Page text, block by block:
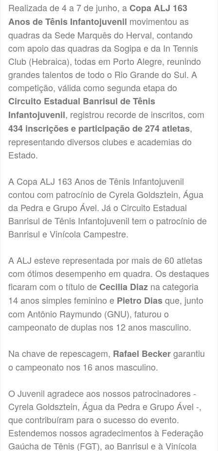
Realizada de 4 a 7 de junho, aCopa ALJ 163
Anos de Tênis Infantojuvenil movimentou as
quadras da Sede Marquês do Herval, contando
com apoio das quadras da Sogipa e da In Tennis
Club (Hebraica), todas em Porto Alegre, reunindo
grandes talentos de todo o Rio Grande do Sul. A
competição, válida como segunda etapa do
Circuito Estadual Banrisul de Tênis
Infantojuvenil, registrou recorde de inscritos, com
434 inscrições e participação de 274 atletas,
representando diversos clubes e academias do
Estado.
A Copa ALJ 163 Anos de Tênis Infantojuvenil
contou com patrocínio de Cyrela Goldsztein, Água
da Pedra e Grupo Ável. Já o Circuito Estadual
Banrisul de Tênis Infantojuvenil tem o patrocínio de
Banrisul e Vinícola Campestre.
A ALJ esteve representada por mais de 60 atletas
com ótimos desempenho em quadra. Os destaques
ficaram com o título deCecilia Diaz na categoria
14 anos simples feminino e Pietro Diasque, junto
com Antônio Raymundo (GNU), faturou o
campeonato de duplas nos 12 anos masculino.
Na chave de repescagem, Rafael Beckergarantiu
o campeonato nos 16 anos masculino.
O Juvenil agradece aos nossos patrocinadores -
Cyrela Goldsztein, Água da Pedra e Grupo Ável -,
que contribuíram para o sucesso do evento.
Estendemos nossos agradecimentos à Federação
Gaúcha de Tênis (FGT), ao Banrisul e à Vinícola